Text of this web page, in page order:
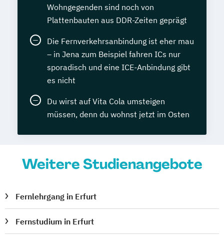
Wohngegenden sind noch von
Plattenbauten aus DDR-Zeiten geprägt
Die Fernverkehrsanbindung ist eher mau
– in Jena zum Beispiel fahren ICs nur
sporadisch und eine ICE-Anbindung gibt
es nicht
Du wirst auf Vita Cola umsteigen
müssen, denn du wohnst jetzt im Osten
Weitere Studienangebote
Fernlehrgang in Erfurt
Fernstudium in Erfurt